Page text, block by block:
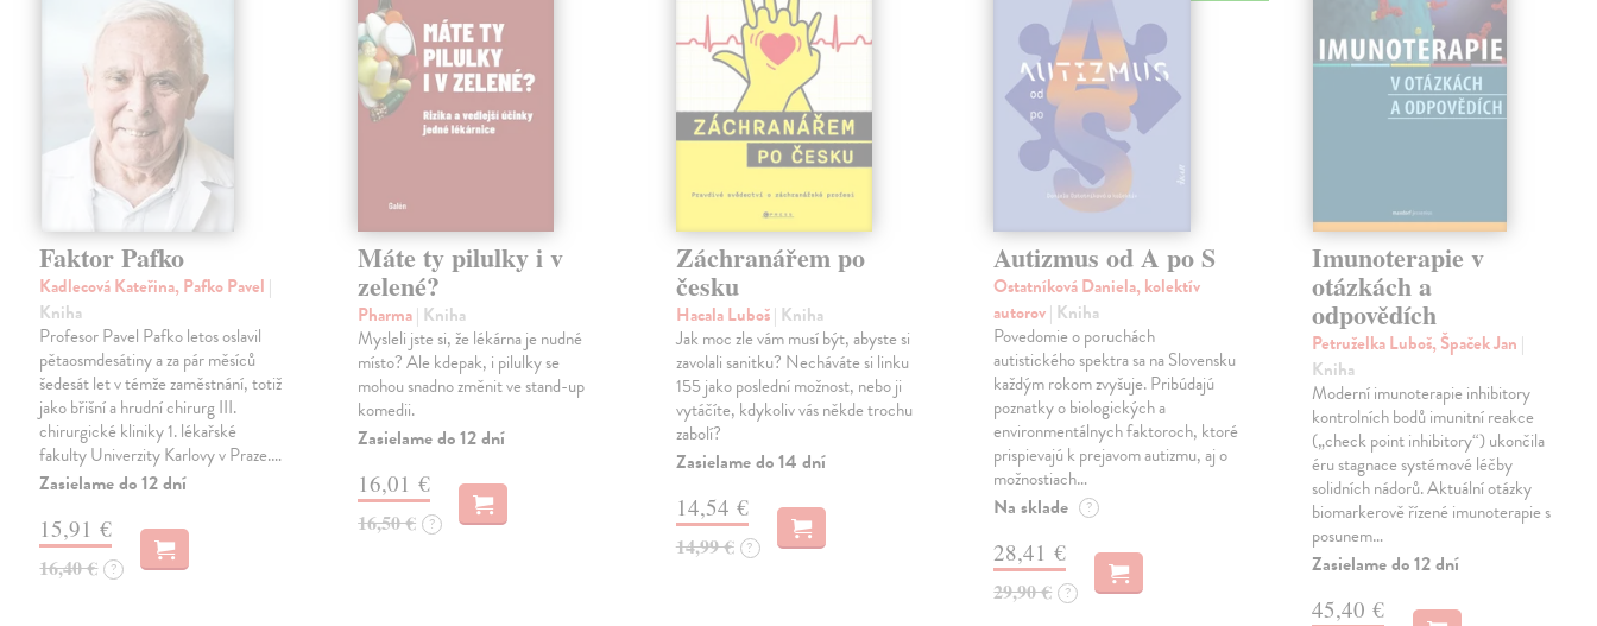
Faktor Pafko
Kadlecová Kateřina, Pafko Pavel |
Kniha
Profesor Pavel Pafko letos oslavil
pětaosmdesátiny a za pár měsíců
šedesát let v témže zaměstnání, totiž
jako břišní a hrudní chirurg III.
chirurgické kliniky 1. lékařské
fakulty Univerzity Karlovy v Praze.…
Zasielame do 12 dní
15,91 €
16,40 € ?
Máte ty pilulky i v
zelené?
Pharma| Kniha
Mysleli jste si, že lékárna je nudné
místo? Ale kdepak, i pilulky se
mohou snadno změnit ve stand-up
komedii.
Zasielame do 12 dní
16,01 €
16,50 € ?
Záchranářem po
česku
Hacala Luboš| Kniha
Jak moc zle vám musí být, abyste si
zavolali sanitku? Necháváte si linku
155 jako poslední možnost, nebo ji
vytáčíte, kdykoliv vás někde trochu
zabolí?
Zasielame do 14 dní
14,54 €
14,99 € ?
Autizmus od A po S
Ostatníková Daniela, kolektív
autorov| Kniha
Povedomie o poruchách
autistického spektra sa na Slovensku
každým rokom zvyšuje. Pribúdajú
poznatky o biologických a
environmentálnych faktoroch, ktoré
prispievajú k prejavom autizmu, aj o
možnostiach…
Na sklade ?
28,41 €
29,90 € ?
Imunoterapie v
otázkách a
odpovědích
Petruželka Luboš, Špaček Jan |
Kniha
Moderní imunoterapie inhibitory
kontrolních bodů imunitní reakce
(„check point inhibitory“) ukončila
éru stagnace systémové léčby
solidních nádorů. Aktuální otázky
biomarkerově řízené imunoterapie s
posunem…
Zasielame do 12 dní
45,40 €